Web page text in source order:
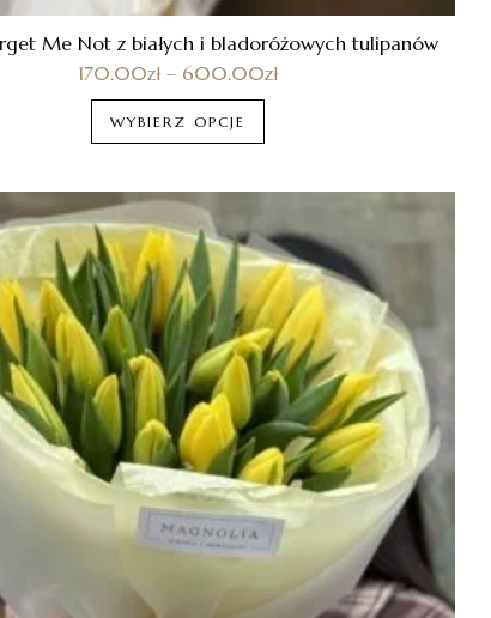
Me Not z białych i bladoróżowych tulipanów
170.00zł – 600.00zł
WYBIERZ OPCJE